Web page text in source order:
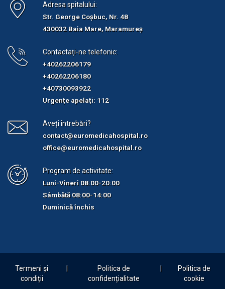
Adresa spitalului:
Str. George Coșbuc, Nr. 48
430032 Baia Mare, Maramureș
Contactați-ne telefonic:
+40262206179
+40262206180
+40730093922
Urgențe apelați: 112
Aveți întrebări?
contact@euromedicahospital.ro
office@euromedicahospital.ro
Program de activitate:
Luni-Vineri 08:00-20:00
Sâmbătă 08:00-14:00
Duminică închis
Termeni și
condiții
Politica de
confidențialitate
Politica de
cookie